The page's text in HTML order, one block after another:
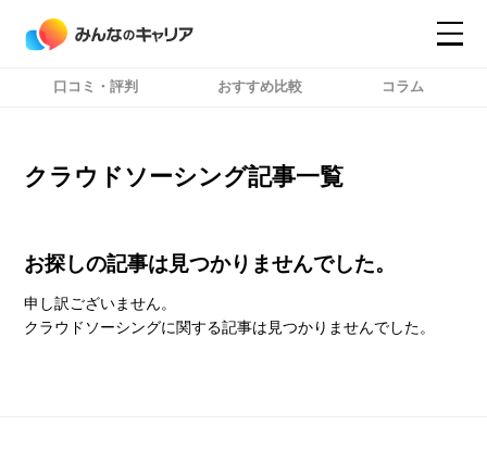
コンテンツ
コンテンツ
口コミ・評判 おすすめ比較 コラム
クラウドソーシング記事一覧
お探しの記事は見つかりませんでした。
申し訳ございません。
クラウドソーシングに関する記事は見つかりませんでした。